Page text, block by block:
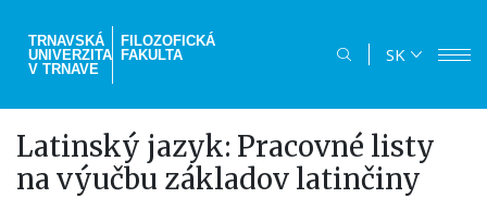
hlavný
TRNAVSKÁ
UNIVERZITA
V TRNAVE
FILOZOFICKÁ
FAKULTA
SK
Latinský jazyk: Pracovné listy
na výučbu základov latinčiny